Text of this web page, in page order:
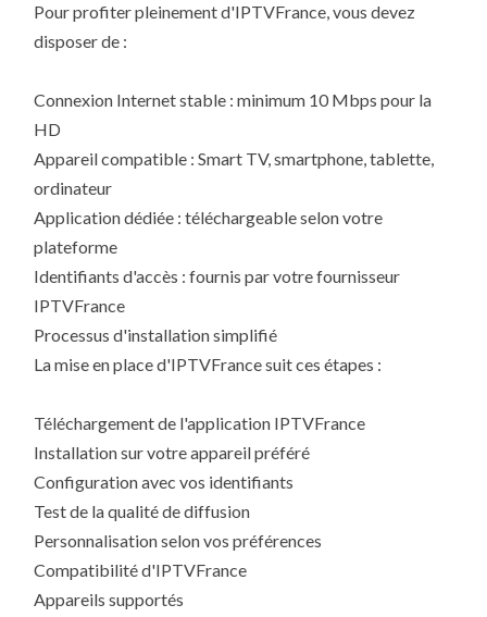
Pour profiter pleinement d'IPTVFrance, vous devez
disposer de :
Connexion Internet stable : minimum 10 Mbps pour la
HD
Appareil compatible : Smart TV, smartphone, tablette,
ordinateur
Application dédiée : téléchargeable selon votre
plateforme
Identifiants d'accès : fournis par votre fournisseur
IPTVFrance
Processus d'installation simplifié
La mise en place d'IPTVFrance suit ces étapes :
Téléchargement de l'application IPTVFrance
Installation sur votre appareil préféré
Configuration avec vos identifiants
Test de la qualité de diffusion
Personnalisation selon vos préférences
Compatibilité d'IPTVFrance
Appareils supportés